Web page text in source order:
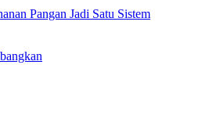
Pangan Jadi Satu Sistem